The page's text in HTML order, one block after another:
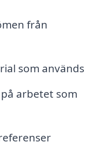
från
som används
arbetet som